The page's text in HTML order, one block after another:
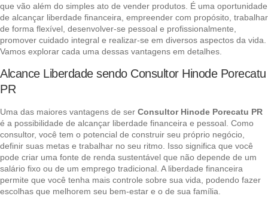
que vão além do simples ato de vender produtos. É uma oportunidade
de alcançar liberdade financeira, empreender com propósito, trabalhar
de forma flexível, desenvolver-se pessoal e profissionalmente,
promover cuidado integral e realizar-se em diversos aspectos da vida.
Vamos explorar cada uma dessas vantagens em detalhes.
Alcance Liberdade sendo Consultor Hinode Porecatu
PR
Uma das maiores vantagens de ser Consultor Hinode Porecatu PR
é a possibilidade de alcançar liberdade financeira e pessoal. Como
consultor, você tem o potencial de construir seu próprio negócio,
definir suas metas e trabalhar no seu ritmo. Isso significa que você
pode criar uma fonte de renda sustentável que não depende de um
salário fixo ou de um emprego tradicional. A liberdade financeira
permite que você tenha mais controle sobre sua vida, podendo fazer
escolhas que melhorem seu bem-estar e o de sua família.